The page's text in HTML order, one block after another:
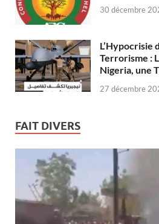
30 décembre
L’Hypocrisie
Terrorisme :
Nigeria, une
27 décembre
FAIT DIVERS